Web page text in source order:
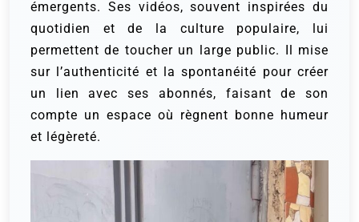
émergents. Ses vidéos, souvent inspirées du
quotidien et de la culture populaire, lui
permettent de toucher un large public. Il mise
sur l’authenticité et la spontanéité pour créer
un lien avec ses abonnés, faisant de son
compte un espace où règnent bonne humeur
et légèreté.